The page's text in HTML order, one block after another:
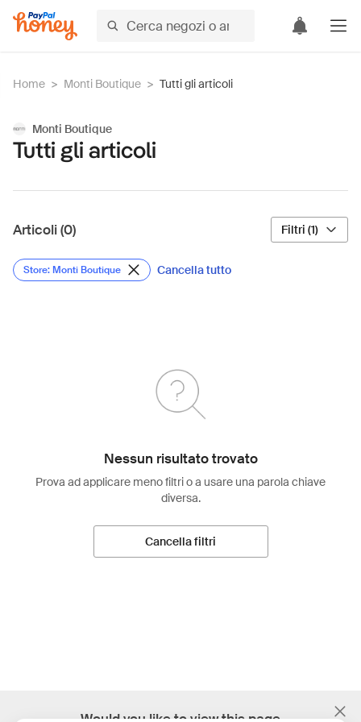
Home > Monti Boutique > Tutti gli articoli
Monti Boutique
Tutti gli articoli
Articoli (0) Filtri (1)
Store: Monti Boutique Cancella tutto
Nessun risultato trovato
Prova ad applicare meno filtri o a usare una parola chiave
diversa.
Cancella filtri